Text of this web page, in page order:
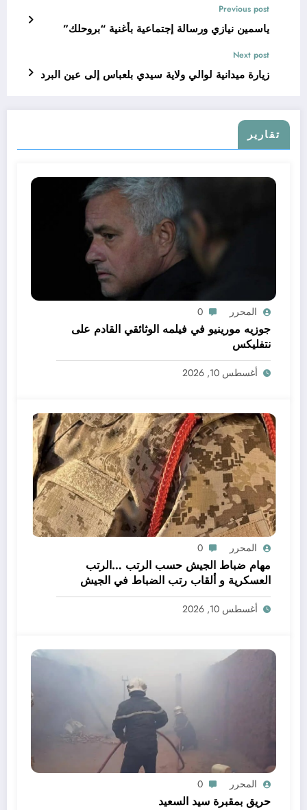
Previous post
ياسمين نيازي ورسالة إجتماعية بأغنية “بروحلك”
Next post
زيارة ميدانية لوالي ولاية سيدي بلعباس إلى عين البرد
تقارير
المحرر 0
جوزيه مورينيو في فيلمه الوثائقي القادم على
نتفليكس
أغسطس 10, 2026
المحرر 0
مهام ضباط الجيش حسب الرتب …الرتب
العسكرية و ألقاب رتب الضباط في الجيش
أغسطس 10, 2026
المحرر 0
حريق بمقبرة سيد السعيد